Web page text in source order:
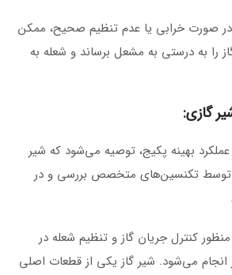
صورت خرابی یا عدم تنظیم صحیح، ممکن
را به درستی به مشعل برساند و شعله به
گازی:
بهینه پکیج، توصیه می‌شود که شیر
توسط تکنسین‌های متخصص بررسی و در
کنترل جریان گاز و تنظیم شعله در
انجام می‌شود. شیر گاز یکی از قطعات اصلی